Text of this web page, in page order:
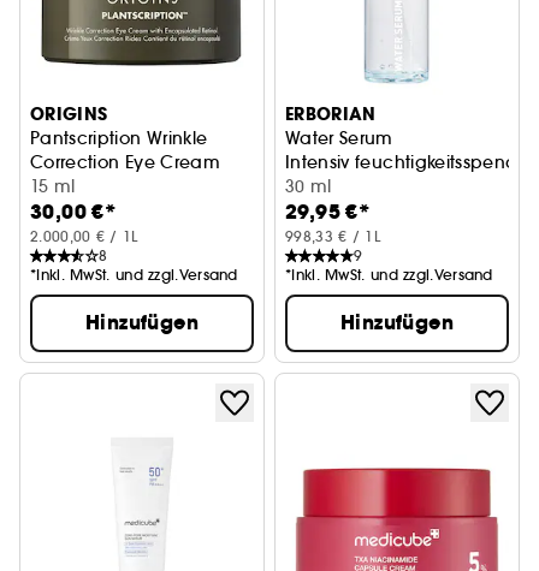
ORIGINS
Pantscription Wrinkle
Correction Eye Cream
with Encapsulated Retinol
15 ml
30,00 €*
2.000,00 € / 1L
8
*Inkl. MwSt. und zzgl.Versand
Hinzufügen
ERBORIAN
Water Serum
Intensiv
30 ml
29,95 €*
998,33 € / 1L
9
*Inkl. MwSt. und zzgl.Versand
Hinzufügen